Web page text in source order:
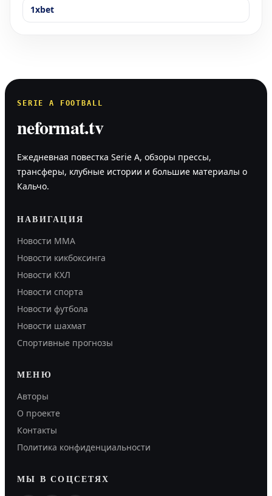
1xbet
SERIE A FOOTBALL
neformat.tv
Ежедневная повестка Serie A, обзоры прессы,
трансферы, клубные истории и большие материалы о
Кальчо.
НАВИГАЦИЯ
Новости MMA
Новости кикбоксинга
Новости КХЛ
Новости спорта
Новости футбола
Новости шахмат
Спортивные прогнозы
МЕНЮ
Авторы
О проекте
Контакты
Политика конфиденциальности
МЫ В СОЦСЕТЯХ